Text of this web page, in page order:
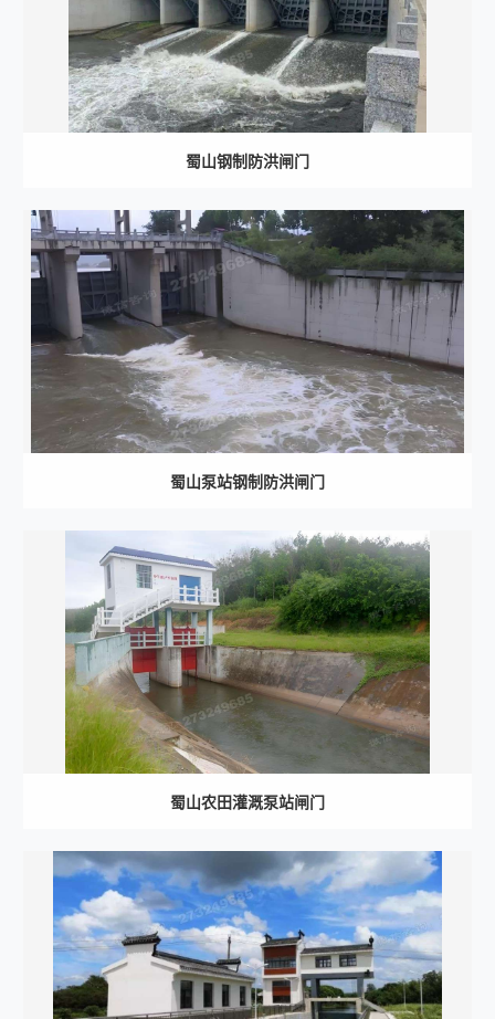
蜀山钢制防洪闸门
蜀山泵站钢制防洪闸门
蜀山农田灌溉泵站闸门